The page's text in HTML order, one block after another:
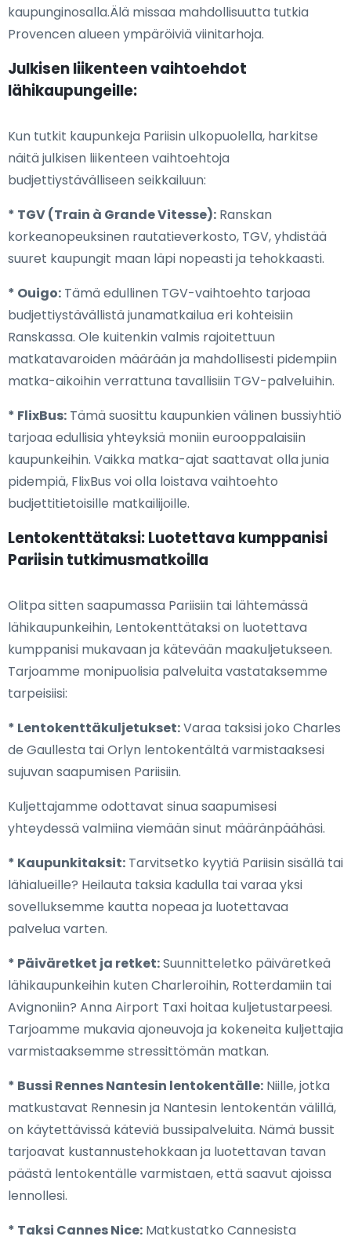
kaupunginosalla.Älä missaa mahdollisuutta tutkia
Provencen alueen ympäröiviä viinitarhoja.
Julkisen liikenteen vaihtoehdot
lähikaupungeille:
Kun tutkit kaupunkeja Pariisin ulkopuolella, harkitse
näitä julkisen liikenteen vaihtoehtoja
budjettiystävälliseen seikkailuun:
* TGV (Train à Grande Vitesse): Ranskan
korkeanopeuksinen rautatieverkosto, TGV, yhdistää
suuret kaupungit maan läpi nopeasti ja tehokkaasti.
* Ouigo: Tämä edullinen TGV-vaihtoehto tarjoaa
budjettiystävällistä junamatkailua eri kohteisiin
Ranskassa. Ole kuitenkin valmis rajoitettuun
matkatavaroiden määrään ja mahdollisesti pidempiin
matka-aikoihin verrattuna tavallisiin TGV-palveluihin.
* FlixBus: Tämä suosittu kaupunkien välinen bussiyhtiö
tarjoaa edullisia yhteyksiä moniin eurooppalaisiin
kaupunkeihin. Vaikka matka-ajat saattavat olla junia
pidempiä, FlixBus voi olla loistava vaihtoehto
budjettitietoisille matkailijoille.
Lentokenttätaksi: Luotettava kumppanisi
Pariisin tutkimusmatkoilla
Olitpa sitten saapumassa Pariisiin tai lähtemässä
lähikaupunkeihin, Lentokenttätaksi on luotettava
kumppanisi mukavaan ja kätevään maakuljetukseen.
Tarjoamme monipuolisia palveluita vastataksemme
tarpeisiisi:
* Lentokenttäkuljetukset:Varaa taksisi joko Charles
de Gaullesta tai Orlyn lentokentältä varmistaaksesi
sujuvan saapumisen Pariisiin.
Kuljettajamme odottavat sinua saapumisesi
yhteydessä valmiina viemään sinut määränpäähäsi.
* Kaupunkitaksit: Tarvitsetko kyytiä Pariisin sisällä tai
lähialueille? Heilauta taksia kadulla tai varaa yksi
sovelluksemme kautta nopeaa ja luotettavaa
palvelua varten.
* Päiväretket ja retket:Suunnitteletko päiväretkeä
lähikaupunkeihin kuten Charleroihin, Rotterdamiin tai
Avignoniin? Anna Airport Taxi hoitaa kuljetustarpeesi.
Tarjoamme mukavia ajoneuvoja ja kokeneita kuljettajia
varmistaaksemme stressittömän matkan.
* Bussi Rennes Nantesin lentokentälle: Niille, jotka
matkustavat Rennesin ja Nantesin lentokentän välillä,
on käytettävissä käteviä bussipalveluita. Nämä bussit
tarjoavat kustannustehokkaan ja luotettavan tavan
päästä lentokentälle varmistaen, että saavut ajoissa
lennollesi.
* Taksi Cannes Nice: Matkustatko Cannesista